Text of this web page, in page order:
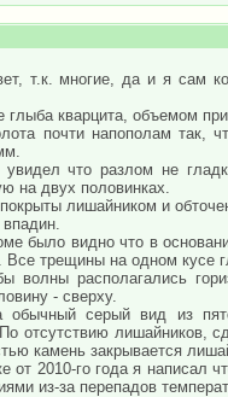
т.к. многие, да и я сам
кварцита, объемом
почти напополам так,
что разлом не
на двух половинках.
лишайником и
было видно что в
Все трещины на одном кусе
волны располагались
- сверху.
серый вид из
По отсутствию лишайников,
камень закрывается
от 2010-го года я написал
из-за перепадов